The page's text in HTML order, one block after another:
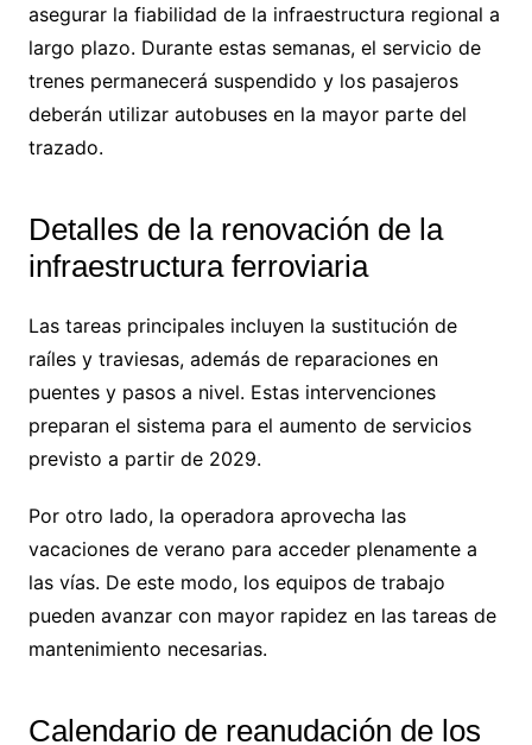
asegurar la fiabilidad de la infraestructura regional a
largo plazo. Durante estas semanas, el servicio de
trenes permanecerá suspendido y los pasajeros
deberán utilizar autobuses en la mayor parte del
trazado.
Detalles de la renovación de la
infraestructura ferroviaria
Las tareas principales incluyen la sustitución de
raíles y traviesas, además de reparaciones en
puentes y pasos a nivel. Estas intervenciones
preparan el sistema para el aumento de servicios
previsto a partir de 2029.
Por otro lado, la operadora aprovecha las
vacaciones de verano para acceder plenamente a
las vías. De este modo, los equipos de trabajo
pueden avanzar con mayor rapidez en las tareas de
mantenimiento necesarias.
Calendario de reanudación de los